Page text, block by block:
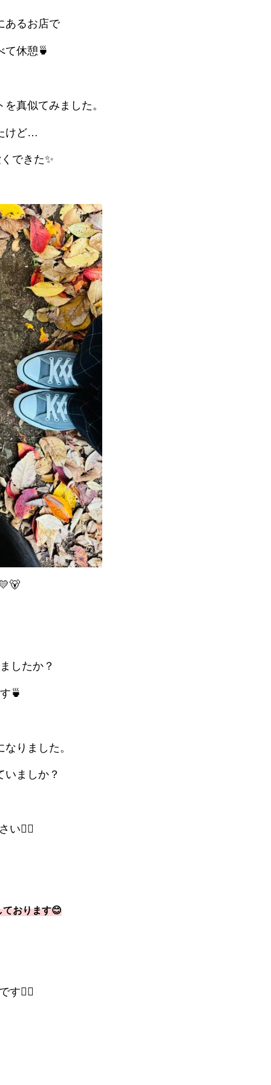
あるお店で
て休憩🍵
真似てみました。
けど…
できた✨
したか？
🍵
りました。
ましか？
い💁‍♀️
ております😊
す🙂‍↕️